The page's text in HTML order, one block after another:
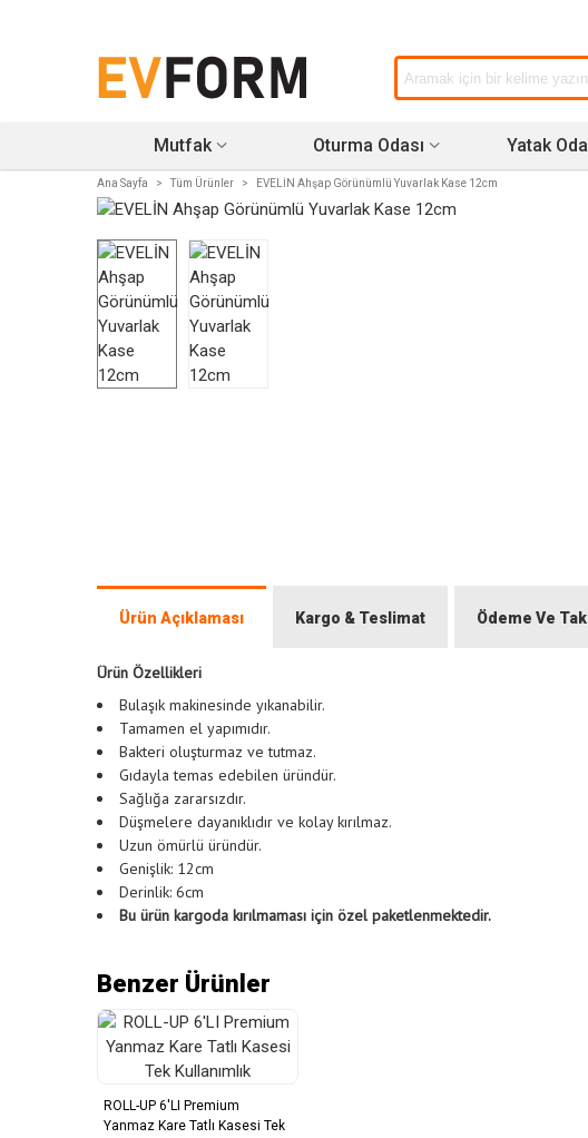
Mutfak Oturma Odası Yatak
Ana Sayfa > Tüm Ürünler > EVELİN Ahşap Görünümlü Yuvarlak Kase 12cm
Ürün Açıklaması Kargo & Teslimat Ödeme Ve
Ürün Özellikleri
Bulaşık makinesinde yıkanabilir.
Tamamen el yapımıdır.
Bakteri oluşturmaz ve tutmaz.
Gıdayla temas edebilen üründür.
Sağlığa zararsızdır.
Düşmelere dayanıklıdır ve kolay kırılmaz.
Uzun ömürlü üründür.
Genişlik: 12cm
Derinlik: 6cm
Bu ürün kargoda kırılmaması için özel paketlenmektedir.
Benzer Ürünler
ROLL-UP 6'LI Premium
Yanmaz Kare Tatlı Kasesi Tek